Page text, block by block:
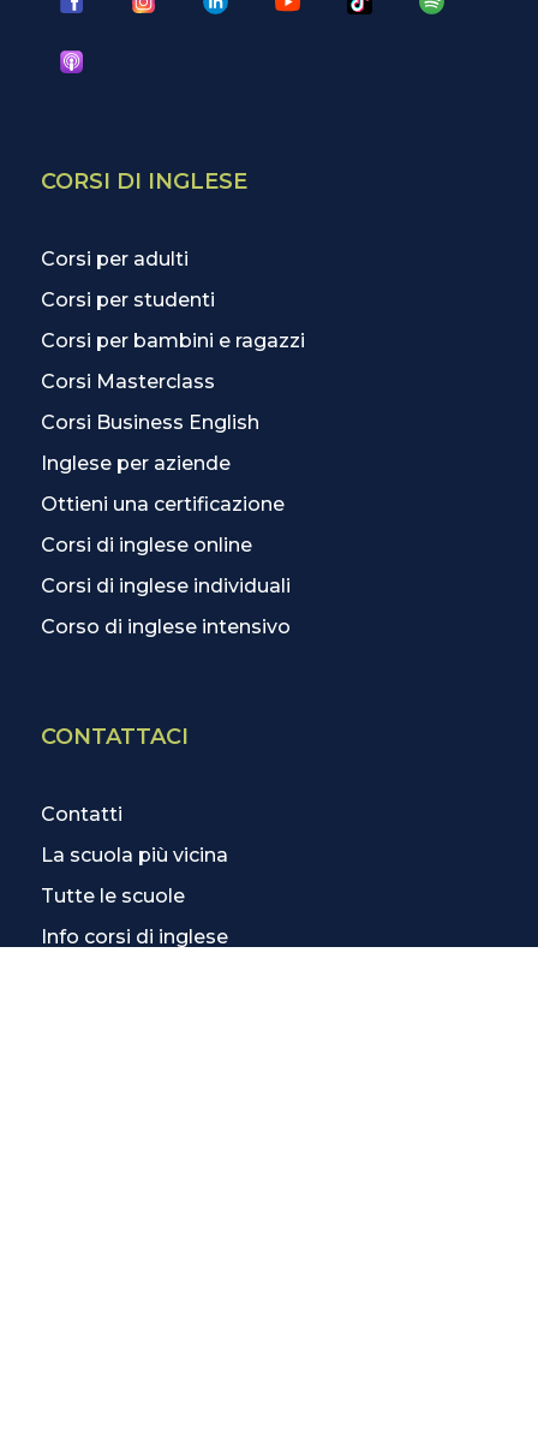
CORSI DI INGLESE
Corsi per adulti
Corsi per studenti
Corsi per bambini e ragazzi
Corsi Masterclass
Corsi Business English
Inglese per aziende
Ottieni una certificazione
Corsi di inglese online
Corsi di inglese individuali
Corso di inglese intensivo
CONTATTACI
Contatti
La scuola più vicina
Tutte le scuole
Info corsi di inglese